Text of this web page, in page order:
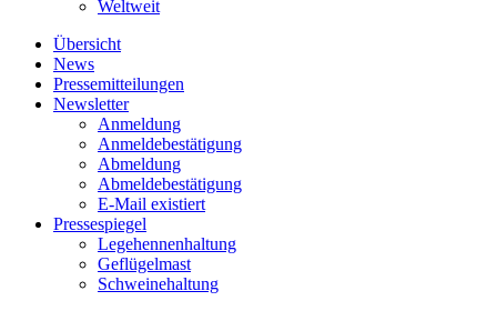
Weltweit
Übersicht
News
Pressemitteilungen
Newsletter
Anmeldung
Anmeldebestätigung
Abmeldung
Abmeldebestätigung
E-Mail existiert
Pressespiegel
Legehennenhaltung
Geflügelmast
Schweinehaltung